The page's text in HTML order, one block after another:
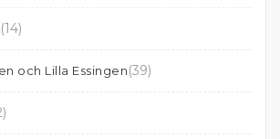
(14)
och Lilla Essingen(39)